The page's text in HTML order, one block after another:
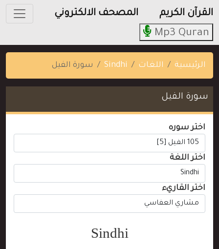
القرآن الكريم المصحف الالكتروني
Mp3 Quran
الرئيسية اللغات Sindhi سورة الفيل
سورة الفيل
اختر سوره
اختر اللغة
اختر القاريء
Sindhi